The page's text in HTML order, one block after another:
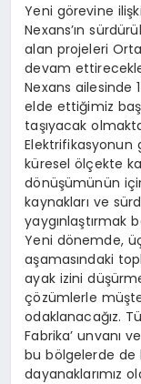
Yeni görevine
Nexans’ın
alan projeleri
devam
Nexans ailesinde
elde ettiğimiz
taşıyacak
küresel ölçekte
dönüşümünün
kaynakları ve
yaygınlaştırmak
Yeni dönemde,
aşamasındaki
ayak izini
çözümlerle
odaklanacağız.
Fabrika’ unvanı
bu bölgelerde de
dayanaklarımız